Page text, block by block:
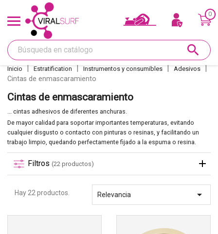
Ofertas y Tarjeta regalo
Shape
Glass
Lijar
Réparations
Quillas
Deco
0
search
Inicio Estratification Instrumentos y consumibles Adesivos
Cintas de enmascaramiento
Cintas de enmascaramiento
... cintas adhesivos de diferentes anchuras.
De mayor calidad para soportar importantes temperaturas, evitando
cualquier disgusto o contacto con pinturas o resinas, y facilitando un
trabajo limpio, quedando perfectamente fijado a la espuma o resina.
Filtros (22 productos)
Hay 22 productos. Relevancia 